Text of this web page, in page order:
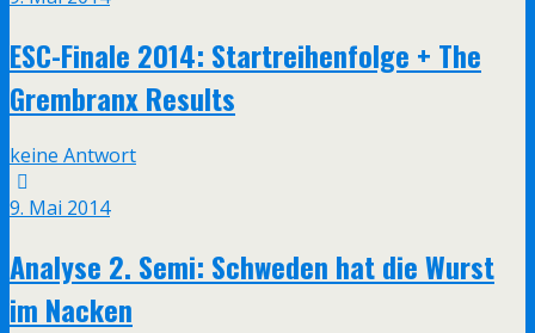
ESC-Finale 2014: Startreihenfolge + The
Grembranx Results
keine Antwort
9. Mai 2014
Analyse 2. Semi: Schweden hat die Wurst
im Nacken